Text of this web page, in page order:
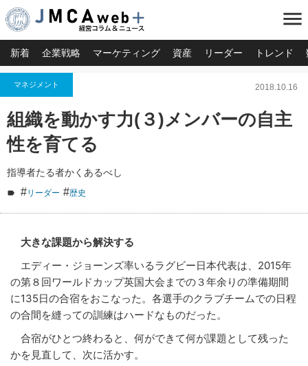
menu
新着 企業戦略 マーケティング 資産 リーダー トレンド
マネジメント 2018.10.16
組織を動かす力(３)メンバーの自主
性を育てる
指導者たる者かくあるべし
#リーダー #歴史
大きな課題から解決する
エディー・ジョーンズ率いるラグビー日本代表は、2015年
の第８回ワールドカップ英国大会までの３年余りの準備期間
に135日の合宿をおこなった。各選手のクラブチームでの日程
の合間を縫っての訓練はハードなものだった。
合宿がひとつ終わると、何ができて何が課題として残った
かを見直して、次に活かす。